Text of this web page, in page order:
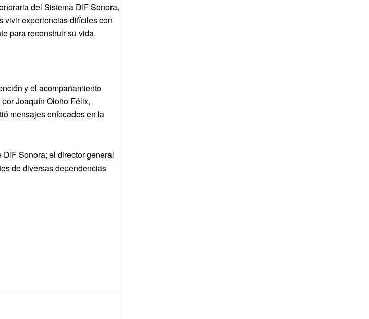
del Sistema DIF Sonora,
vivir experiencias difíciles con
para reconstruir su vida.
y el acompañamiento
Joaquín Oloño Félix,
mensajes enfocados en la
Sonora; el director general
de diversas dependencias